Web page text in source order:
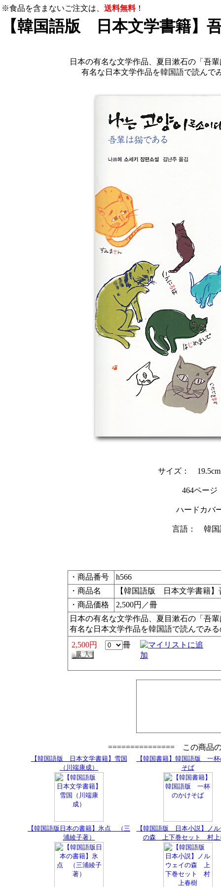
※食品を含まないご注文は、 送料無料！
【韓国語版 日本文学書籍】
日本の有名な文学作品、夏目漱石の「吾
有名な日本文学作品を韓国語で読んで
サイズ：
464ページ
ハードカバ
言語： 韓国
・商品番号
h566
・商品名
【韓国語版 日本文学書籍
・商品価格
2,500円／冊
日本の有名な文学作品、夏目漱石の「吾
有名な日本文学作品を韓国語で読んでみ
2,500円
冊
=============== この商品
【韓国語版 日本文学書籍】雪国
（川端康成）
【韓国書籍】韓国語版 一
そば
【韓国語版日本の書籍】氷点 （三
浦綾子著）
【韓国語版 日本小説】ノ
の森 上下巻セット 村上